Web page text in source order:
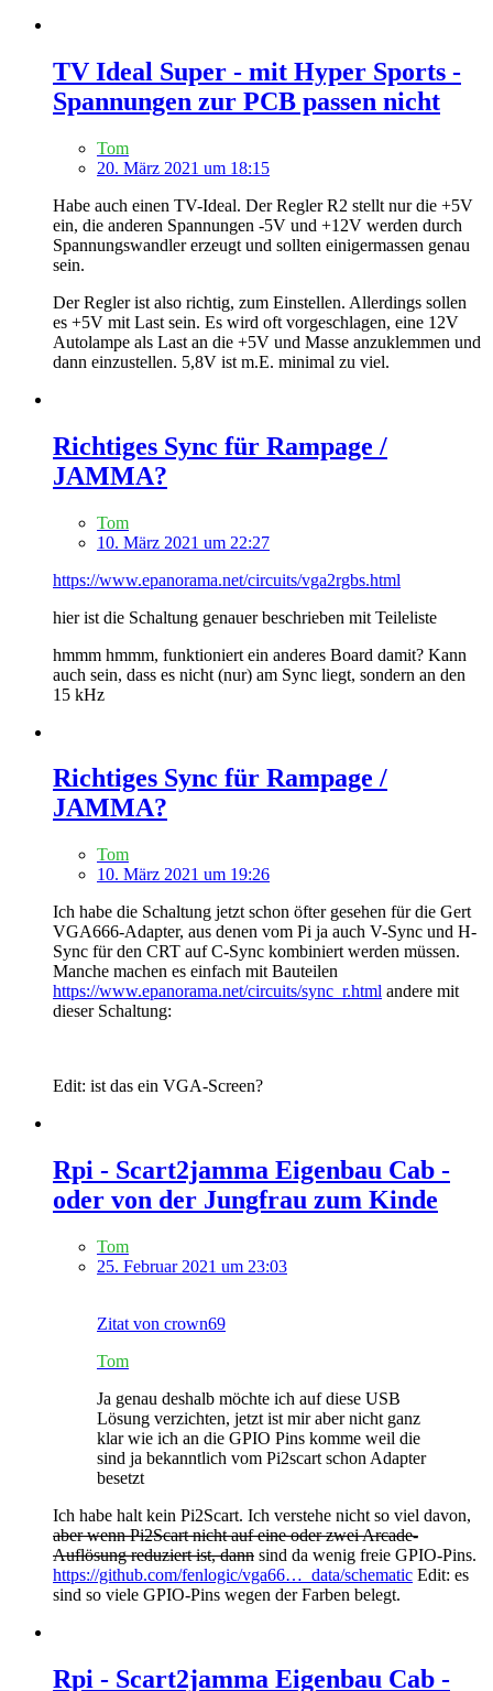
TV Ideal Super - mit Hyper Sports -
Spannungen zur PCB passen nicht
Tom
20. März 2021 um 18:15
Habe auch einen TV-Ideal. Der Regler R2 stellt nur die +5V
ein, die anderen Spannungen -5V und +12V werden durch
Spannungswandler erzeugt und sollten einigermassen genau
sein.
Der Regler ist also richtig, zum Einstellen. Allerdings sollen
es +5V mit Last sein. Es wird oft vorgeschlagen, eine 12V
Autolampe als Last an die +5V und Masse anzuklemmen und
dann einzustellen. 5,8V ist m.E. minimal zu viel.
Richtiges Sync für Rampage /
JAMMA?
Tom
10. März 2021 um 22:27
https://www.epanorama.net/circuits/vga2rgbs.html
hier ist die Schaltung genauer beschrieben mit Teileliste
hmmm hmmm, funktioniert ein anderes Board damit? Kann
auch sein, dass es nicht (nur) am Sync liegt, sondern an den
15 kHz
Richtiges Sync für Rampage /
JAMMA?
Tom
10. März 2021 um 19:26
Ich habe die Schaltung jetzt schon öfter gesehen für die Gert
VGA666-Adapter, aus denen vom Pi ja auch V-Sync und H-
Sync für den CRT auf C-Sync kombiniert werden müssen.
Manche machen es einfach mit Bauteilen
https://www.epanorama.net/circuits/sync_r.html andere mit
dieser Schaltung:
Edit: ist das ein VGA-Screen?
Rpi - Scart2jamma Eigenbau Cab -
oder von der Jungfrau zum Kinde
Tom
25. Februar 2021 um 23:03
Zitat von crown69
Tom
Ja genau deshalb möchte ich auf diese USB
Lösung verzichten, jetzt ist mir aber nicht ganz
klar wie ich an die GPIO Pins komme weil die
sind ja bekanntlich vom Pi2scart schon Adapter
besetzt
Ich habe halt kein Pi2Scart. Ich verstehe nicht so viel davon,
aber wenn Pi2Scart nicht auf eine oder zwei Arcade-
Auflösung reduziert ist, dann sind da wenig freie GPIO-Pins.
https://github.com/fenlogic/vga66…_data/schematic Edit: es
sind so viele GPIO-Pins wegen der Farben belegt.
Rpi - Scart2jamma Eigenbau Cab -